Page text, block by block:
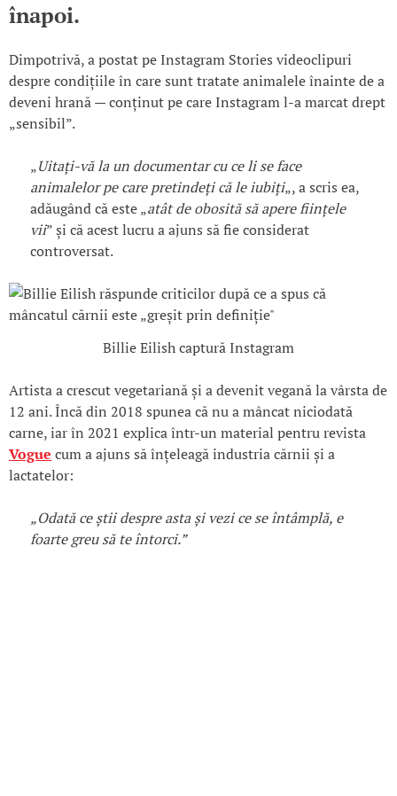
înapoi.
Dimpotrivă, a postat pe Instagram Stories videoclipuri
despre condițiile în care sunt tratate animalele înainte de a
deveni hrană — conținut pe care Instagram l-a marcat drept
„sensibil”.
„Uitați-vă la un documentar cu ce li se face
animalelor pe care pretindeți că le iubiți„, a scris ea,
adăugând că este „atât de obosită să apere ființele
vii” și că acest lucru a ajuns să fie considerat
controversat.
Billie Eilish captură Instagram
Artista a crescut vegetariană și a devenit vegană la vârsta de
12 ani. Încă din 2018 spunea că nu a mâncat niciodată
carne, iar în 2021 explica într-un material pentru revista
Vogue cum a ajuns să înțeleagă industria cărnii și a
lactatelor:
„Odată ce știi despre asta și vezi ce se întâmplă, e
foarte greu să te întorci.”